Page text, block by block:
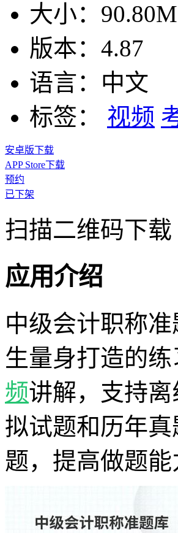
大小： 90.80M
版本： 4.87
语言： 中文
标签：
视频
安卓版下载
APP Store下载
预约
已下架
扫描二维码下载
应用介绍
中级会计职称
生量身打造的
频讲解，支持
拟试题和历年
题，提高做题能